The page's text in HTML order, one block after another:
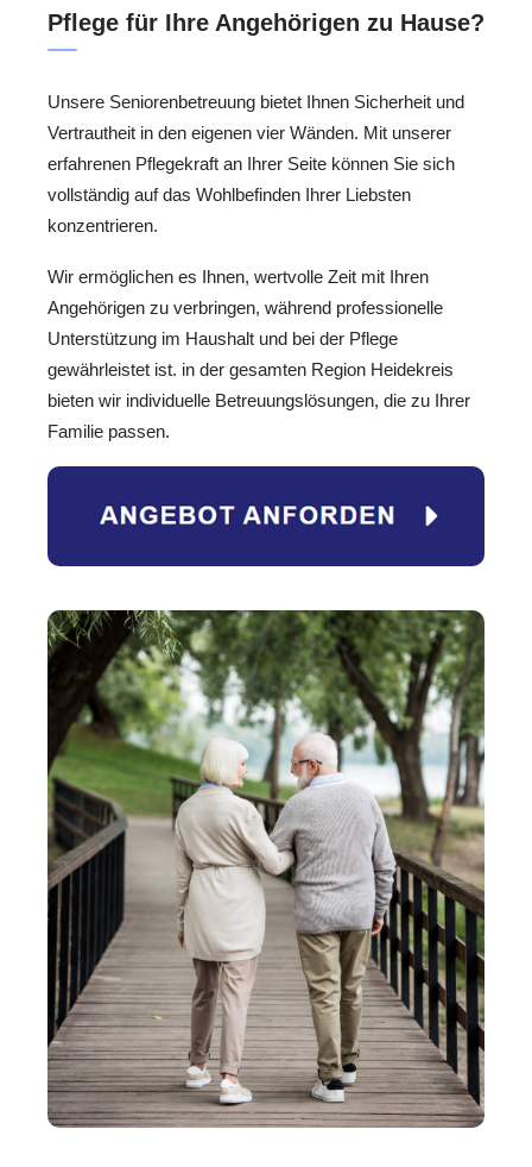
Pflege für Ihre Angehörigen zu Hause?
Unsere Seniorenbetreuung bietet Ihnen Sicherheit und
Vertrautheit in den eigenen vier Wänden. Mit unserer
erfahrenen Pflegekraft an Ihrer Seite können Sie sich
vollständig auf das Wohlbefinden Ihrer Liebsten
konzentrieren.
Wir ermöglichen es Ihnen, wertvolle Zeit mit Ihren
Angehörigen zu verbringen, während professionelle
Unterstützung im Haushalt und bei der Pflege
gewährleistet ist. in der gesamten Region Heidekreis
bieten wir individuelle Betreuungslösungen, die zu Ihrer
Familie passen.